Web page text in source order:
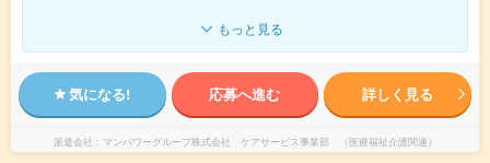
もっと見る
気になる! 応募へ進む 詳しく見る
派遣会社 マンパワーグループ株式会社 ケアサービス事業部 （医療福祉介護関連）